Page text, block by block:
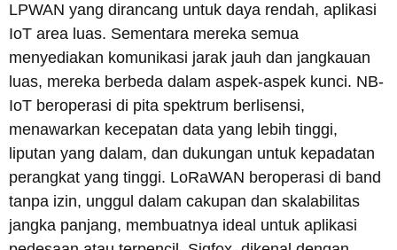
LPWAN yang dirancang untuk daya rendah, aplikasi
IoT area luas. Sementara mereka semua
menyediakan komunikasi jarak jauh dan jangkauan
luas, mereka berbeda dalam aspek-aspek kunci. NB-
IoT beroperasi di pita spektrum berlisensi,
menawarkan kecepatan data yang lebih tinggi,
liputan yang dalam, dan dukungan untuk kepadatan
perangkat yang tinggi. LoRaWAN beroperasi di band
tanpa izin, unggul dalam cakupan dan skalabilitas
jangka panjang, membuatnya ideal untuk aplikasi